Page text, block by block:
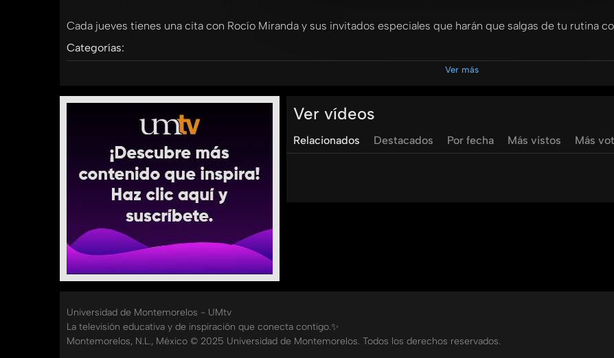
Cada jueves tienes una cita con Rocío Miranda y sus invitados especiales que harán que salgas de tu rutina
Categorías:
Ver más
Ver vídeos
Relacionados Destacados Por fecha Más vistos Más
Universidad de Montemorelos - UMtv
La televisión educativa y de inspiración que conecta contigo.✨
Montemorelos, N.L., México © 2025 Universidad de Montemorelos. Todos los derechos reservados.